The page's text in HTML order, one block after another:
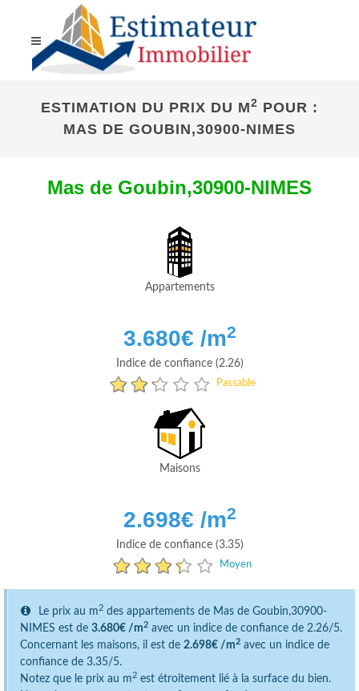
ESTIMATION DU PRIX DU M2 POUR :
MAS DE GOUBIN,30900-NIMES
Mas de Goubin,30900-NIMES
Appartements
3.680€ /m2
Indice de confiance (2.26)
Passable
Maisons
2.698€ /m2
Indice de confiance (3.35)
Moyen
Le prix au m 2 des appartements de Mas de Goubin,30900-
NIMES est de 3.680€ /m2 avec un indice de confiance de 2.26/5.
Concernant les maisons, il est de 2.698€ /m2 avec un indice de
confiance de 3.35/5.
Notez que le prix au m 2 est étroitement lié à la surface du bien.